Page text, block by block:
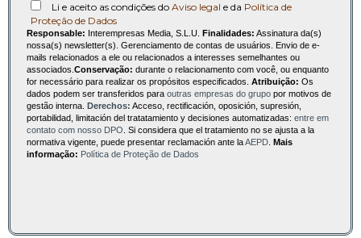
Li e aceito as condições do Aviso legal e da Política de
Proteção de Dados
Responsable: Interempresas Media, S.L.U. Finalidades: Assinatura da(s)
nossa(s) newsletter(s). Gerenciamento de contas de usuários. Envio de e-
mails relacionados a ele ou relacionados a interesses semelhantes ou
associados. Conservação: durante o relacionamento com você, ou enquanto
for necessário para realizar os propósitos especificados. Atribuição: Os
dados podem ser transferidos para outras empresas do grupo por motivos de
gestão interna. Derechos: Acceso, rectificación, oposición, supresión,
portabilidad, limitación del tratatamiento y decisiones automatizadas: entre em
contato com nosso DPO . Si considera que el tratamiento no se ajusta a la
normativa vigente, puede presentar reclamación ante laAEPD Mais
informação: Política de Proteção de Dados